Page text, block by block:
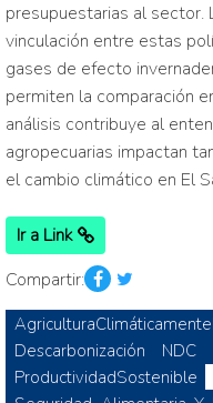
presupuestarias al sector.
vinculación entre estas
gases de efecto
permiten la comparación
análisis contribuye al
agropecuarias impactan
el cambio climático en El
Ir a Link
Compartir:
Descarbonización
NDC
ProductividadSostenible